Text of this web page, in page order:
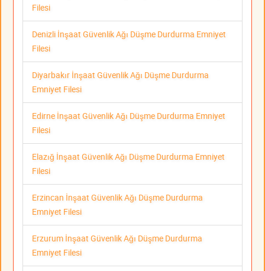
Filesi
Denizli İnşaat Güvenlik Ağı Düşme Durdurma Emniyet
Filesi
Diyarbakır İnşaat Güvenlik Ağı Düşme Durdurma
Emniyet Filesi
Edirne İnşaat Güvenlik Ağı Düşme Durdurma Emniyet
Filesi
Elazığ İnşaat Güvenlik Ağı Düşme Durdurma Emniyet
Filesi
Erzincan İnşaat Güvenlik Ağı Düşme Durdurma
Emniyet Filesi
Erzurum İnşaat Güvenlik Ağı Düşme Durdurma
Emniyet Filesi